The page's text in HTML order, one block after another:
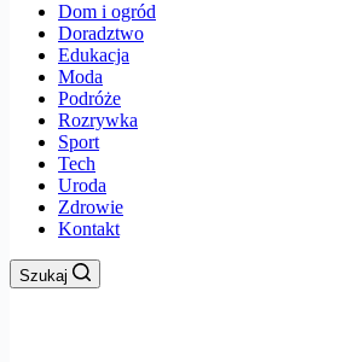
Dom i ogród
Doradztwo
Edukacja
Moda
Podróże
Rozrywka
Sport
Tech
Uroda
Zdrowie
Kontakt
Szukaj